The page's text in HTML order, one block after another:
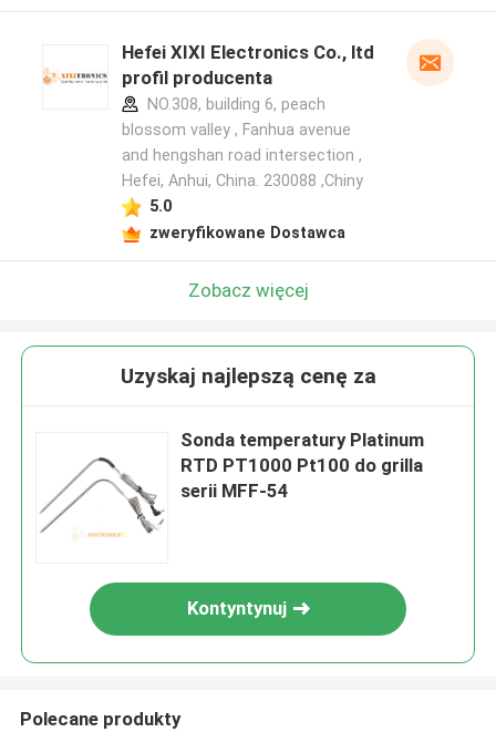
Hefei XIXI Electronics Co., ltd
profil producenta
NO.308, building 6, peach
blossom valley , Fanhua avenue
and hengshan road intersection ,
Hefei, Anhui, China. 230088 ,Chiny
5.0
zweryfikowane Dostawca
Zobacz więcej
Uzyskaj najlepszą cenę za
Sonda temperatury Platinum
RTD PT1000 Pt100 do grilla
serii MFF-54
Kontyntynuj
Polecane produkty